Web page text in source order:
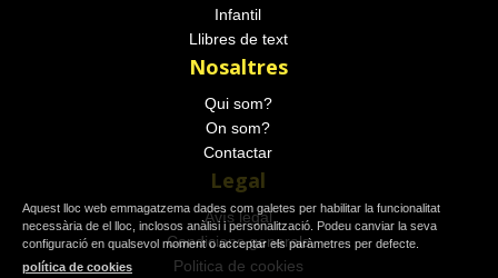
Infantil
Llibres de text
Nosaltres
Qui som?
On som?
Contactar
Legal
Avís legal
Condicions generals
Politica de cookies
Aquest lloc web emmagatzema dades com galetes per habilitar la funcionalitat
necessària de el lloc, inclosos anàlisi i personalització. Podeu canviar la seva
configuració en qualsevol moment o acceptar els paràmetres per defecte.
política de cookies